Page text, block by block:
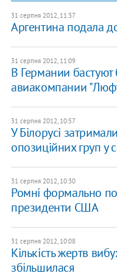
31 серпня 2012, 11:37
Аргентина подала
31 серпня 2012, 11:09
В Германии
авиакомпании
31 серпня 2012, 10:57
У Білорусі
опозиційних груп у
31 серпня 2012, 10:30
Ромні формально
президенти США
31 серпня 2012, 10:08
Кількість жертв
збільшилася